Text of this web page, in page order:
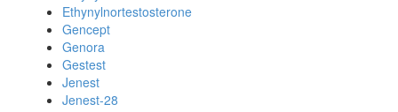
Ethynylnortestosterone
Gencept
Genora
Gestest
Jenest
Jenest-28